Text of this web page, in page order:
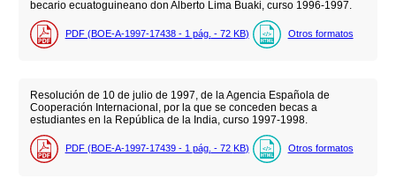
becario ecuatoguineano don Alberto Lima Buaki, curso 1996-1997.
PDF (BOE-A-1997-17438 - 1 pág. - 72 KB) Otros formatos
Resolución de 10 de julio de 1997, de la Agencia Española de
Cooperación Internacional, por la que se conceden becas a
estudiantes en la República de la India, curso 1997-1998.
PDF (BOE-A-1997-17439 - 1 pág. - 72 KB) Otros formatos